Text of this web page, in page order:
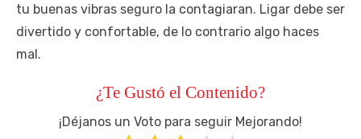
tu buenas vibras seguro la contagiaran. Ligar debe ser
divertido y confortable, de lo contrario algo haces
mal.
¿Te Gustó el Contenido?
¡Déjanos un Voto para seguir Mejorando!